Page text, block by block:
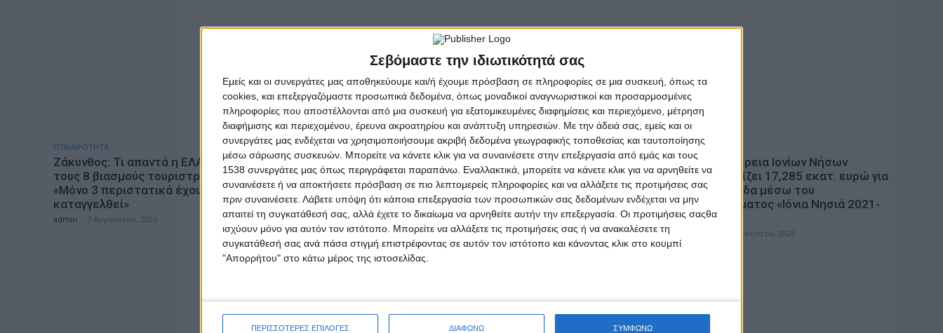
Σεβόμαστε την ιδιωτικότητά σας
Εμείς και οι συνεργάτες μας αποθηκεύουμε και/ή έχουμε πρόσβαση σε πληροφορίες σε μια συσκευή, όπως τα
cookies, και επεξεργαζόμαστε προσωπικά δεδομένα, όπως μοναδικοί αναγνωριστικοί και προσαρμοσμένες
πληροφορίες που αποστέλλονται από μια συσκευή για εξατομικευμένες διαφημίσεις και περιεχόμενο, μέτρηση
διαφήμισης και περιεχομένου, έρευνα ακροατηρίου και ανάπτυξη υπηρεσιών. Με την άδειά σας, εμείς και οι
συνεργάτες μας ενδέχεται να χρησιμοποιήσουμε ακριβή δεδομένα γεωγραφικής τοποθεσίας και ταυτοποίησης
μέσω σάρωσης συσκευών. Μπορείτε να κάνετε κλικ για να συναινέσετε στην επεξεργασία από εμάς και τους
1538 συνεργάτες μας όπως περιγράφεται παραπάνω. Εναλλακτικά, μπορείτε να κάνετε κλικ για να αρνηθείτε να
συναινέσετε ή να αποκτήσετε πρόσβαση σε πιο λεπτομερείς πληροφορίες και να αλλάξετε τις προτιμήσεις σας
πριν συναινέσετε. Λάβετε υπόψη ότι κάποια επεξεργασία των προσωπικών σας δεδομένων ενδέχεται να μην
απαιτεί τη συγκατάθεσή σας, αλλά έχετε το δικαίωμα να αρνηθείτε αυτήν την επεξεργασία. Οι προτιμήσεις σαςθα
ισχύουν μόνο για αυτόν τον ιστότοπο. Μπορείτε να αλλάξετε τις προτιμήσεις σας ή να ανακαλέσετε τη
συγκατάθεσή σας ανά πάσα στιγμή επιστρέφοντας σε αυτόν τον ιστότοπο και κάνοντας κλικ στο κουμπί
"Απορρήτου" στο κάτω μέρος της ιστοσελίδας.
ΠΕΡΙΣΣΟΤΕΡΕΣ ΕΠΙΛΟΓΕΣ ΔΙΑΦΩΝΩ ΣΥΜΦΩΝΩ
ΕΠΙΚΑΙΡΟΤΗΤΑ
Ζάκυνθος: Τι απαντά η ΕΛΑΣ για
τους 8 βιασμούς τουριστριών –
«Μόνο 3 περιστατικά έχουν
καταγγελθεί»
admin 7 Αυγούστου, 2026
ΓΕΓΟΝΟΤΑ
Ορκωμοσία νέου υπαλλήλου στην
Αποκεντρωμένη Διοίκηση
Πελοποννήσου, Δυτικής Ελλάδας
και Ιονίου
admin - 7 Αυγούστου, 2026
ΕΠΙΚΑΙΡΟΤΗΤΑ
Η επόμενη παγκόσμια δύναμη στα
υδροπλάνα μπορεί να είναι η
Ελλάδα…
admin - 7 Αυγούστου, 2026
ΠΟΛΙΤΙΚΗ
Η Περιφέρεια Ιονίων Νήσων
εξασφαλίζει 17,285 εκατ. ευρώ για
τη Λευκάδα μέσω του
Προγράμματος «Ιόνια Νησιά 2021-
2027»
7 Αυγούστου, 2026